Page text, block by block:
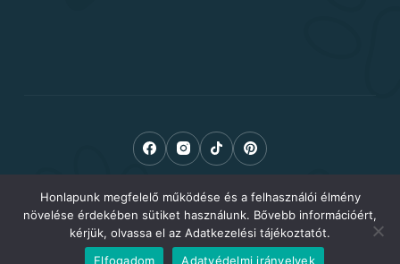
Honlapunk megfelelő működése és a felhasználói élmény
növelése érdekében sütiket használunk. Bővebb információért,
kérjük, olvassa el az Adatkezelési tájékoztatót.
Elfogadom
Adatvédelmi irányelvek